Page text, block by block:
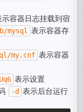
示容器日志挂载到宿
mysql
表示容器存
my.cnf 表示容器
表示设置
-d 表示后台运行